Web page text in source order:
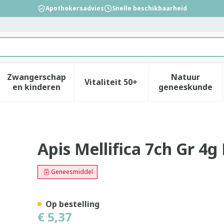
Apothekersadvies Snelle beschikbaarheid
verzorging en hygiëne categorie
voor Dieet, voeding en vitamines categorie
Zwangerschap
en kinderenToon submenu voor Zwangerschap en
Vitaliteit 50+Toon submenu voor
Natuur
geneeskunde
Toon
Apis Mellifica 7ch Gr 4g
Geneesmiddel
€ 5,37
Op bestelling